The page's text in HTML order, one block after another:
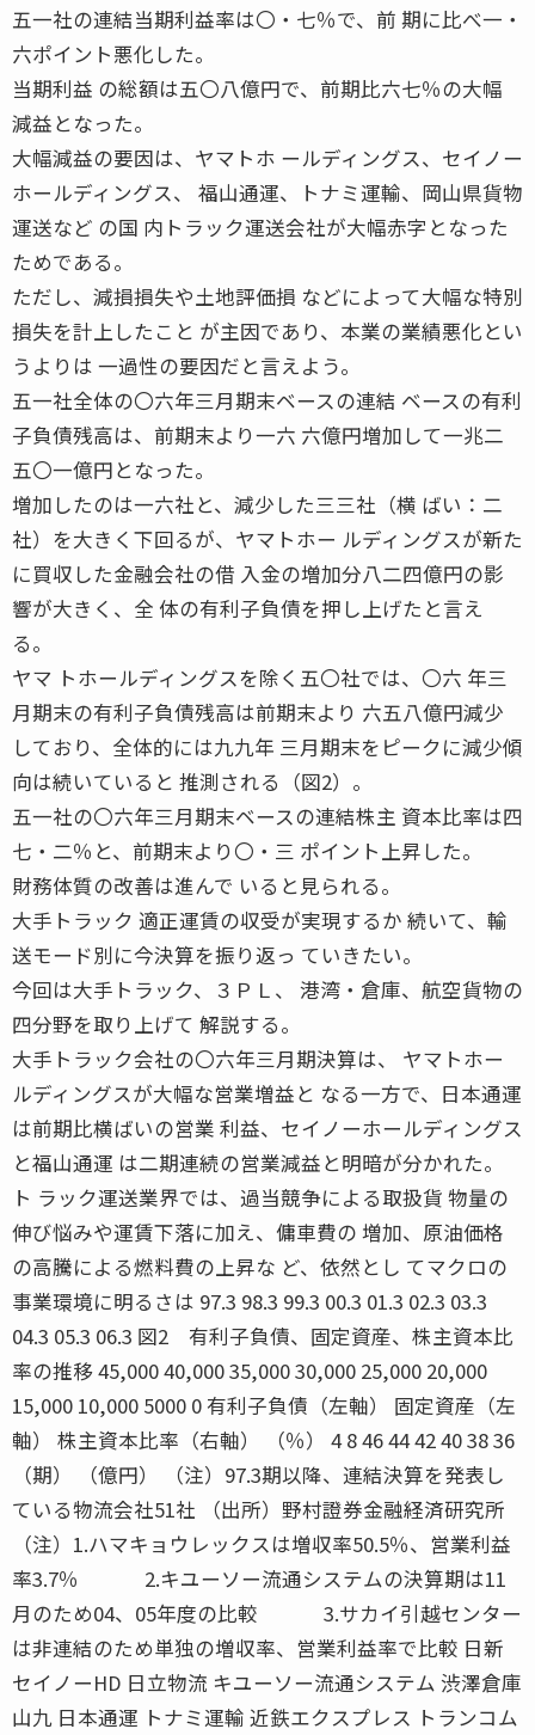
五一社の連結当期利益率は〇・七％で、前 期に比べ一・
六ポイント悪化した。
当期利益 の総額は五〇八億円で、前期比六七％の大幅
減益となった。
大幅減益の要因は、ヤマトホ ールディングス、セイノー
ホールディングス、 福山通運、トナミ運輸、岡山県貨物
運送など の国 内トラック運送会社が大幅赤字となった
ためである。
ただし、減損損失や土地評価損 などによって大幅な特別
損失を計上したこと が主因であり、本業の業績悪化とい
うよりは 一過性の要因だと言えよう。
五一社全体の〇六年三月期末ベースの連結 ベースの有利
子負債残高は、前期末より一六 六億円増加して一兆二
五〇一億円となった。
増加したのは一六社と、減少した三三社（横 ばい：二
社）を大きく下回るが、ヤマトホー ルディングスが新た
に買収した金融会社の借 入金の増加分八二四億円の影
響が大きく、全 体の有利子負債を押し上げたと言え
る。
ヤマ トホールディングスを除く五〇社では、〇六 年三
月期末の有利子負債残高は前期末より 六五八億円減少
しており、全体的には九九年 三月期末をピークに減少傾
向は続いていると 推測される（図2）。
五一社の〇六年三月期末ベースの連結株主 資本比率は四
七・二％と、前期末より〇・三 ポイント上昇した。
財務体質の改善は進んで いると見られる。
大手トラック 適正運賃の収受が実現するか 続いて、輸
送モード別に今決算を振り返っ ていきたい。
今回は大手トラック、３ＰＬ、 港湾・倉庫、航空貨物の
四分野を取り上げて 解説する。
大手トラック会社の〇六年三月期決算は、 ヤマトホー
ルディングスが大幅な営業増益と なる一方で、日本通運
は前期比横ばいの営業 利益、セイノーホールディングス
と福山通運 は二期連続の営業減益と明暗が分かれた。
ト ラック運送業界では、過当競争による取扱貨 物量の
伸び悩みや運賃下落に加え、傭車費の 増加、原油価格
の高騰による燃料費の上昇な ど、依然とし てマクロの
事業環境に明るさは 97.3 98.3 99.3 00.3 01.3 02.3 03.3
04.3 05.3 06.3 図2 有利子負債、固定資産、株主資本比
率の推移 45,000 40,000 35,000 30,000 25,000 20,000
15,000 10,000 5000 0 有利子負債（左軸） 固定資産（左
軸） 株主資本比率（右軸） （％） 4 8 46 44 42 40 38 36
（期） （億円） （注）97.3期以降、連結決算を発表し
ている物流会社51社 （出所）野村證券金融経済研究所
（注）1.ハマキョウレックスは増収率50.5％、営業利益
率3.7％ 2.キユーソー流通システムの決算期は11
月のため04、05年度の比較 3.サカイ引越センター
は非連結のため単独の増収率、営業利益率で比較 日新
セイノーHD 日立物流 キユーソー流通システム 渋澤倉庫
山九 日本通運 トナミ運輸 近鉄エクスプレス トランコム